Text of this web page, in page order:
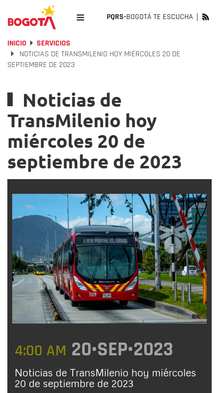
PQRS-BOGOTÁ TE ESCUCHA
INICIO
SERVICIOS
NOTICIAS DE TRANSMILENIO HOY MIÉRCOLES 20 DE
SEPTIEMBRE DE 2023
Noticias de
TransMilenio hoy
miércoles 20 de
septiembre de 2023
4:00 AM 20•SEP•2023
Noticias de TransMilenio hoy miércoles
20 de septiembre de 2023